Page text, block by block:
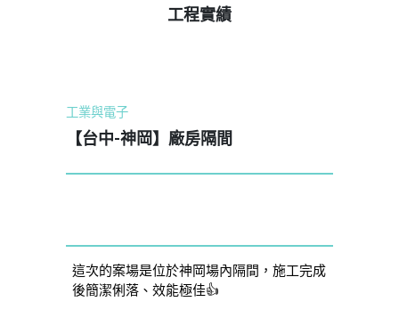
工程實績
工業與電子
【台中-神岡】廠房隔間
這次的案場是位於神岡場內隔間，施工完成
後簡潔俐落、效能極佳👍